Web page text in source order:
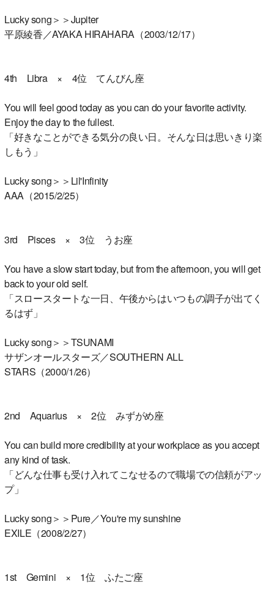
Lucky song＞＞Jupiter
平原綾香／AYAKA HIRAHARA（2003/12/17）
4th Libra × 4位 てんびん座
You will feel good today as you can do your favorite activity.
Enjoy the day to the fullest.
「好きなことができる気分の良い日。そんな日は思いきり楽
しもう」
Lucky song＞＞Lil'Infinity
AAA（2015/2/25）
3rd Pisces × 3位 うお座
You have a slow start today, but from the afternoon, you will get
back to your old self.
「スロースタートな一日、午後からはいつもの調子が出てく
るはず」
Lucky song＞＞TSUNAMI
サザンオールスターズ／SOUTHERN ALL
STARS（2000/1/26）
2nd Aquarius × 2位 みずがめ座
You can build more credibility at your workplace as you accept
any kind of task.
「どんな仕事も受け入れてこなせるので職場での信頼がアッ
プ」
Lucky song＞＞Pure／You're my sunshine
EXILE（2008/2/27）
1st Gemini × 1位 ふたご座